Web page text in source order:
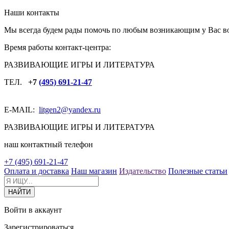
Наши контакты
Мы всегда будем рады помочь по любым возникающим у Вас
Время работы контакт-центра:
РАЗВИВАЮЩИЕ ИГРЫ И ЛИТЕРАТУРА
ТЕЛ. +7 (495) 691-21-47
E-MAIL: litgen2@yandex.ru
РАЗВИВАЮЩИЕ ИГРЫ И ЛИТЕРАТУРА
наш контактный телефон
+7 (495) 691-21-47
Оплата и доставка Наш магазин Издательство Полезные статьи
Войти в аккаунт
Зарегистрироваться